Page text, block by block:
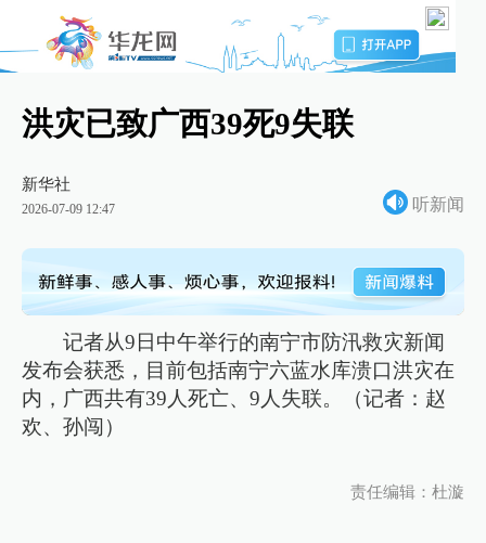
洪灾已致广西39死9失联
新华社
2026-07-09 12:47 听新闻
记者从9日中午举行的南宁市防汛救灾新闻
发布会获悉，目前包括南宁六蓝水库溃口洪灾在
内，广西共有39人死亡、9人失联。（记者：赵
欢、孙闯）
责任编辑：杜漩